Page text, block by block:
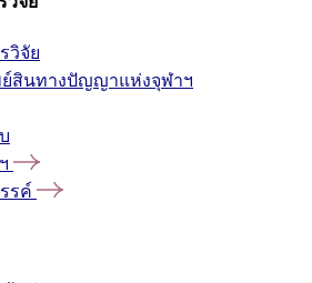
วิจัย
สินทางปัญญาแห่งจุฬาฯ
รค์